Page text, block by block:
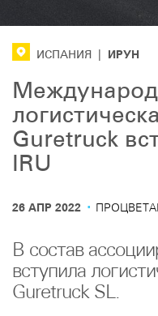
ИСПАНИЯ ИРУН
Guretruck
IRU
26 АПР 2022 ·
В состав
вступила
Guretruck SL.